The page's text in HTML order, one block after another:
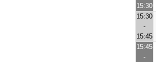
15:30
15:30
-
15:45
15:45
-